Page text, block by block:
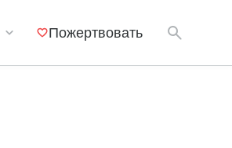
Пожертвовать